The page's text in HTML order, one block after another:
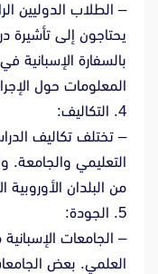
– الطلاب الدوليين
يحتاجون إلى تأشيرة
بالسفارة
المعلومات حول
4. التكاليف:
– تختلف تكاليف
التعليمي والجامعة.
من البلدان الأوروبية
5. الجودة:
– الجامعات
العلمي. بعض